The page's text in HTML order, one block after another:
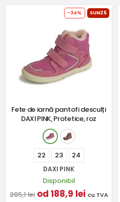
-34% SUN25
Fete de iarnă pantofi desculți
DAXI PINK, Protetice, roz
22 23 24
DAXI PINK
Disponibil
285,1 lei od 188,9 lei cu TVA